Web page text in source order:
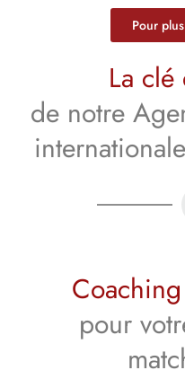
Pour
La clé
de notre
pour